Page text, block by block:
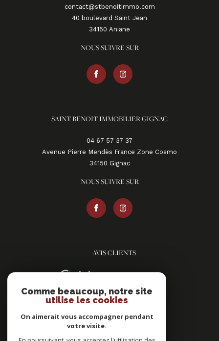
contact@stbenoitimmo.com
40 boulevard Saint Jean
34150
aniane
NOUS SUIVRE SUR
SAINT BENOIT IMMOBILIER GIGNAC
04 67 57 37 37
Avenue Pierre Mendès France Zone Cosmo
34150
gignac
NOUS SUIVRE SUR
AVIS CLIENTS
ADHÉRENTS
Comme beaucoup, notre site
utilise les cookies
On aimerait vous accompagner pendant
votre visite.